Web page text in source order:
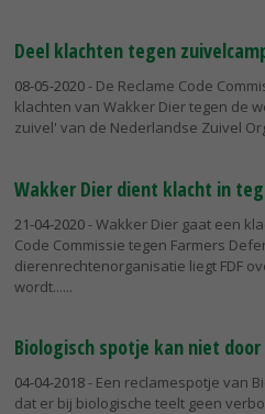
Deel klachten tegen
08-05-2020- De Reclame Code
klachten van Wakker Dier tegen de
zuivel' van de Nederlandse Zuivel
Wakker Dier dient klacht in
21-04-2020- Wakker Dier gaat een
Code Commissie tegen Farmers
dierenrechtenorganisatie liegt FDF
wordt...
Biologisch spotje kan niet
04-04-2018- Een reclamespotje van
dat er bij biologische teelt geen